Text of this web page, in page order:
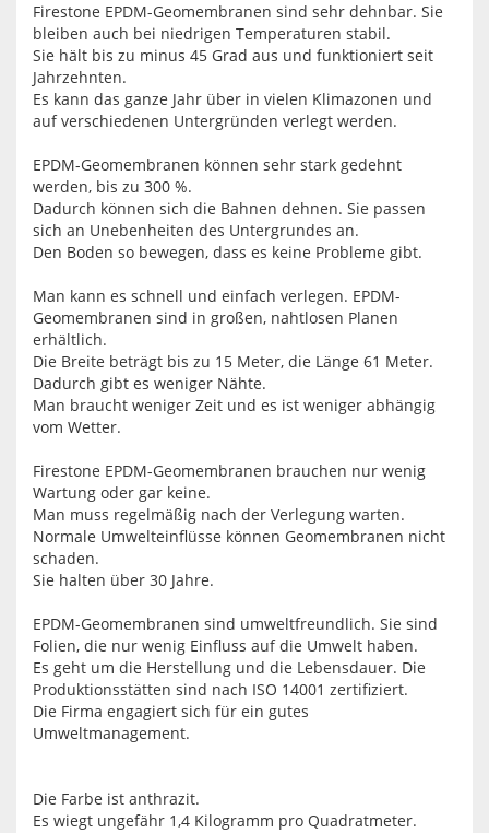
Firestone EPDM-Geomembranen sind sehr dehnbar. Sie
bleiben auch bei niedrigen Temperaturen stabil.
Sie hält bis zu minus 45 Grad aus und funktioniert seit
Jahrzehnten.
Es kann das ganze Jahr über in vielen Klimazonen und
auf verschiedenen Untergründen verlegt werden.
EPDM-Geomembranen können sehr stark gedehnt
werden, bis zu 300 %.
Dadurch können sich die Bahnen dehnen. Sie passen
sich an Unebenheiten des Untergrundes an.
Den Boden so bewegen, dass es keine Probleme gibt.
Man kann es schnell und einfach verlegen. EPDM-
Geomembranen sind in großen, nahtlosen Planen
erhältlich.
Die Breite beträgt bis zu 15 Meter, die Länge 61 Meter.
Dadurch gibt es weniger Nähte.
Man braucht weniger Zeit und es ist weniger abhängig
vom Wetter.
Firestone EPDM-Geomembranen brauchen nur wenig
Wartung oder gar keine.
Man muss regelmäßig nach der Verlegung warten.
Normale Umwelteinflüsse können Geomembranen nicht
schaden.
Sie halten über 30 Jahre.
EPDM-Geomembranen sind umweltfreundlich. Sie sind
Folien, die nur wenig Einfluss auf die Umwelt haben.
Es geht um die Herstellung und die Lebensdauer. Die
Produktionsstätten sind nach ISO 14001 zertifiziert.
Die Firma engagiert sich für ein gutes
Umweltmanagement.
Die Farbe ist anthrazit.
Es wiegt ungefähr 1,4 Kilogramm pro Quadratmeter.